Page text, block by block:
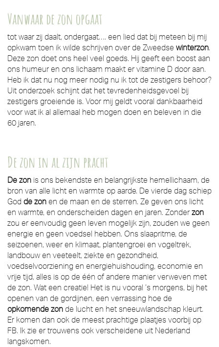
Vanwaar de zon opgaat
tot waar zij daalt, ondergaat…. een lied dat bij meteen bij mij
opkwam toen ik wilde schrijven over de Zweedse winterzon.
Deze zon doet ons heel veel goeds. Hij geeft een boost aan
ons humeur en ons lichaam maakt er vitamine D door aan.
Heb ik dat nu nog meer nodig nu ik tot de zestigers behoor?
Uit onderzoek schijnt dat het tevredenheidsgevoel bij
zestigers groeiende is. Voor mij geldt vooral dankbaarheid
voor wat ik al allemaal heb mogen doen en beleven in die
60 jaren.
De zon in al zijn pracht
De zon is ons bekendste en belangrijkste hemellichaam, de
bron van alle licht en warmte op aarde. De vierde dag schiep
God de zon en de maan en de sterren. Ze geven ons licht
en warmte, en onderscheiden dagen en jaren. Zonder zon
zou er eenvoudig geen leven mogelijk zijn, zouden we geen
energie en geen voedsel hebben. Ons slaapritme, de
seizoenen, weer en klimaat, plantengroei en vogeltrek,
landbouw en veeteelt, ziekte en gezondheid,
voedselvoorziening en energiehuishouding, economie en
vrije tijd, alles is op de één of andere manier verweven met
de zon. Wat een creatie! Het is nu vooral ’s morgens, bij het
openen van de gordijnen, een verrassing hoe de
opkomende zon de lucht en het sneeuwlandschap kleurt.
Er komen dan ook de meest prachtige plaatjes voorbij op
FB. Ik zie er trouwens ook verscheidene uit Nederland
langskomen.